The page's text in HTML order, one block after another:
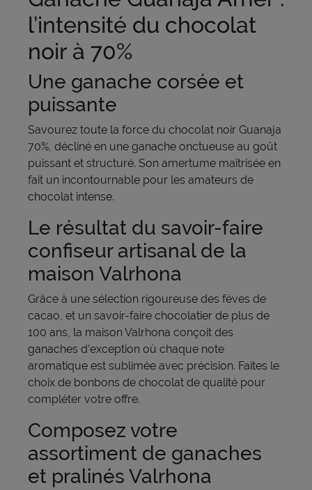
l’intensité du chocolat
noir à 70%
Une ganache corsée et
puissante
Savourez toute la force du chocolat noir Guanaja
70%, décliné en une ganache onctueuse au goût
puissant et structuré. Son amertume maîtrisée en
fait un incontournable pour les amateurs de
chocolat intense.
Le résultat du savoir-faire
confiseur artisanal de la
maison Valrhona
Grâce à une sélection rigoureuse des fèves de
cacao, et un savoir-faire chocolatier de plus de
100 ans, la maison Valrhona conçoit des
ganaches d’exception où chaque note
aromatique est sublimée avec précision. Faites le
choix de bonbons de chocolat de qualité pour
compléter votre offre.
Composez votre
assortiment de ganaches
et pralinés Valrhona